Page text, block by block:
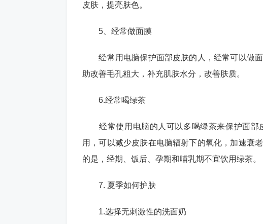
皮肤，提亮肤色。
5、经常做面膜
经常用电脑保护面部皮肤的人，经常可以做面
助改善毛孔粗大，补充肌肤水分，改善肤质。
6.经常喝绿茶
经常使用电脑的人可以多喝绿茶来保护面部
用，可以减少皮肤在电脑辐射下的氧化，加速衰
的是，经期、饭后、孕期和哺乳期不宜饮用绿茶。
7. 夏季如何护肤
1.选择无刺激性的洗面奶